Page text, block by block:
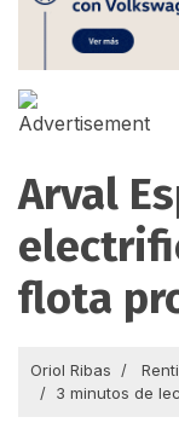
Arval
flota
Oriol Ribas
3 minutos de